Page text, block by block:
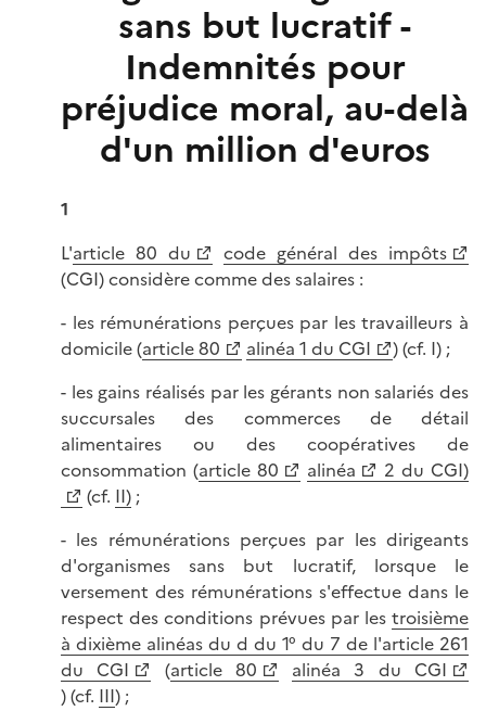
sans but lucratif -
Indemnités pour
préjudice moral, au-delà
d'un million d'euros
1
L'article 80 du
code général des impôts
(CGI) considère comme des salaires :
- les rémunérations perçues par les travailleurs à
domicile (article 80 alinéa 1 du CGI
) (cf. I) ;
- les gains réalisés par les gérants non salariés des
succursales des commerces de détail
alimentaires ou des coopératives de
consommation (article 80 alinéa
2 du CGI)
(cf. II) ;
- les rémunérations perçues par les dirigeants
d'organismes sans but lucratif, lorsque le
versement des rémunérations s'effectue dans le
respect des conditions prévues par les troisième
à dixième alinéas du d du 1° du 7 de l'article 261
du CGI
(article 80
alinéa 3 du CGI
) (cf. III) ;